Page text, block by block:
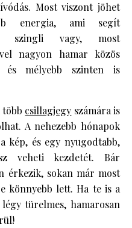
Most viszont jöhet
energia, ami segít
szingli vagy, most
nagyon hamar közös
és mélyebb szinten is
több csillagjegy számára is
A nehezebb hónapok
kép, és egy nyugodtabb,
veheti kezdetét. Bár
érkezik, sokan már most
könnyebb lett. Ha te is a
türelmes, hamarosan